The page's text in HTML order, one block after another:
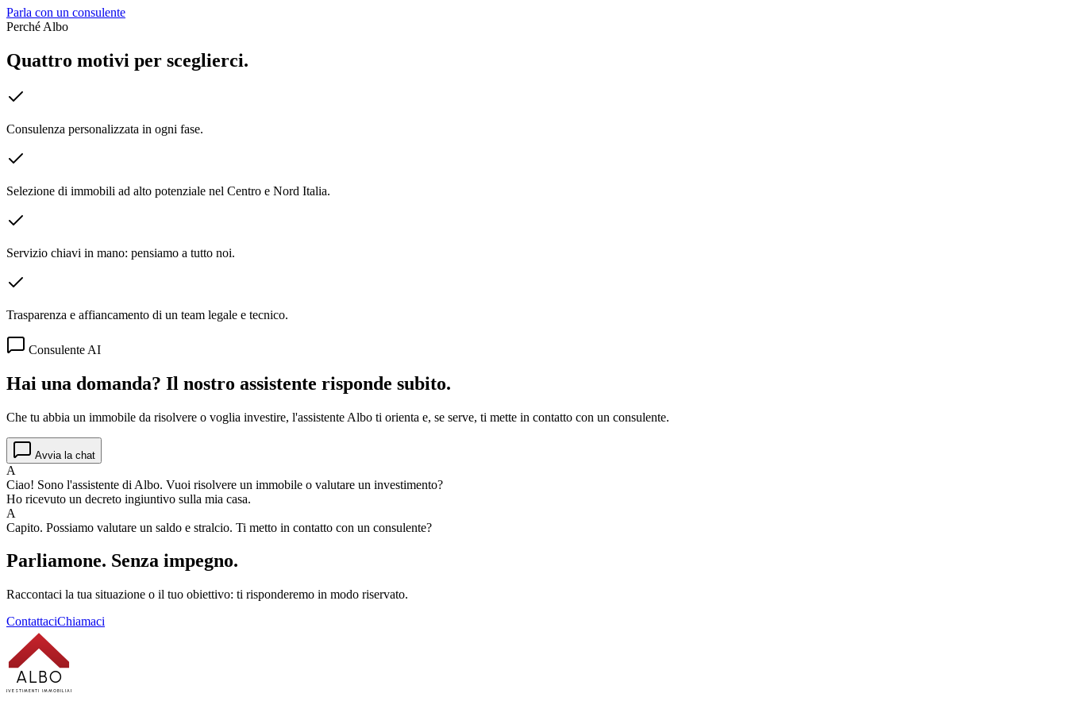
Parla con un consulente
Perché Albo
Quattro motivi per sceglierci.
Consulenza personalizzata in ogni fase.
Selezione di immobili ad alto potenziale nel Centro e Nord Italia.
Servizio chiavi in mano: pensiamo a tutto noi.
Trasparenza e affiancamento di un team legale e tecnico.
Consulente AI
Hai una domanda? Il nostro assistente risponde subito.
Che tu abbia un immobile da risolvere o voglia investire, l'assistente Albo ti orienta e, se serve, ti mette in contatto con un consulente.
Avvia la chat
A
Ciao! Sono l'assistente di Albo. Vuoi risolvere un immobile o valutare un investimento?
Ho ricevuto un decreto ingiuntivo sulla mia casa.
A
Capito. Possiamo valutare un saldo e stralcio. Ti metto in contatto con un consulente?
Parliamone. Senza impegno.
Raccontaci la tua situazione o il tuo obiettivo: ti risponderemo in modo riservato.
ContattaciChiamaci
ALBO
INVESTIMENTI IMMOBILIARI